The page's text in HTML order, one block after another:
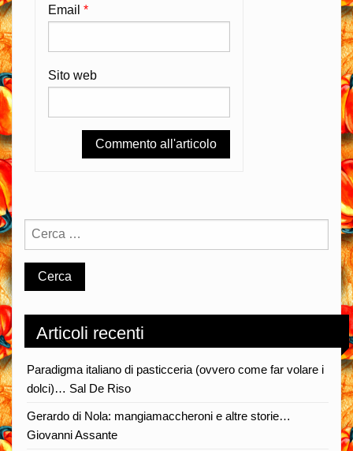
Email *
Sito web
Articoli recenti
Paradigma italiano di pasticceria (ovvero come far volare i
dolci)… Sal De Riso
Gerardo di Nola: mangiamaccheroni e altre storie…
Giovanni Assante